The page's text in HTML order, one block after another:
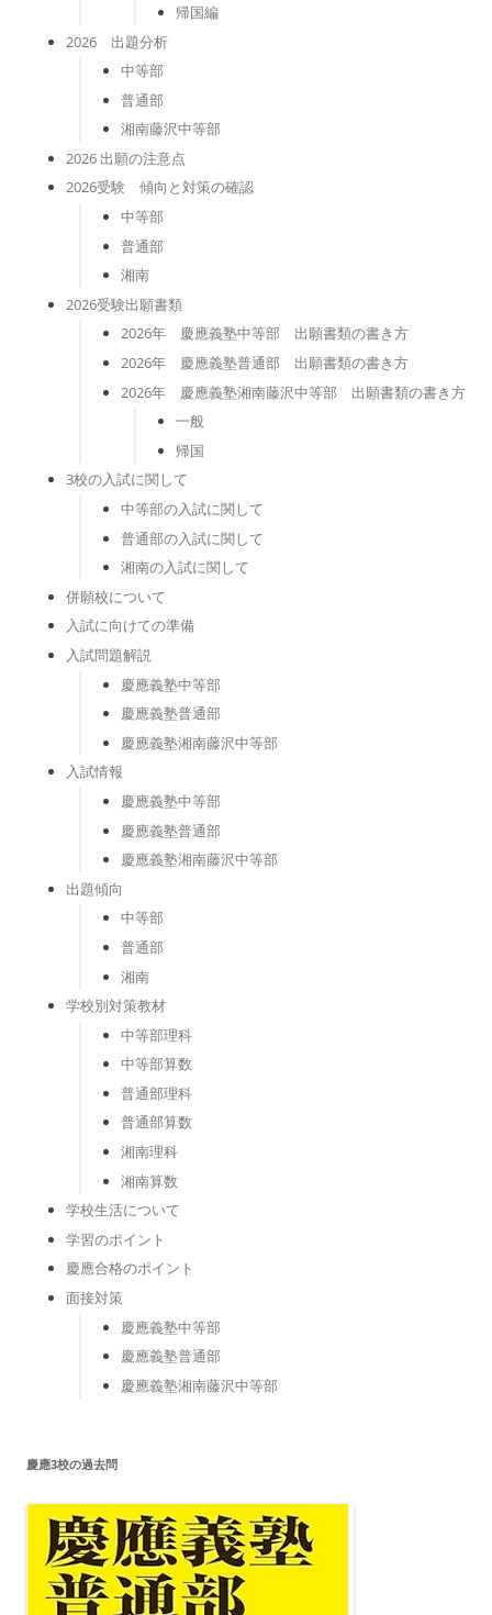
帰国編
2026 出題分析
中等部
普通部
湘南藤沢中等部
2026 出願の注意点
2026受験 傾向と対策の確認
中等部
普通部
湘南
2026受験出願書類
2026年 慶應義塾中等部 出願書類の書き方
2026年 慶應義塾普通部 出願書類の書き方
2026年 慶應義塾湘南藤沢中等部 出願書類の書き方
一般
帰国
3校の入試に関して
中等部の入試に関して
普通部の入試に関して
湘南の入試に関して
併願校について
入試に向けての準備
入試問題解説
慶應義塾中等部
慶應義塾普通部
慶應義塾湘南藤沢中等部
入試情報
慶應義塾中等部
慶應義塾普通部
慶應義塾湘南藤沢中等部
出題傾向
中等部
普通部
湘南
学校別対策教材
中等部理科
中等部算数
普通部理科
普通部算数
湘南理科
湘南算数
学校生活について
学習のポイント
慶應合格のポイント
面接対策
慶應義塾中等部
慶應義塾普通部
慶應義塾湘南藤沢中等部
慶應3校の過去問